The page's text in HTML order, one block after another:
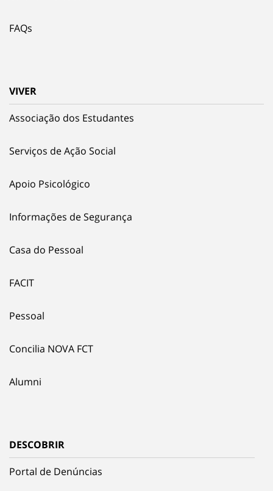
FAQs
VIVER
Associação dos Estudantes
Serviços de Ação Social
Apoio Psicológico
Informações de Segurança
Casa do Pessoal
FACIT
Pessoal
Concilia NOVA FCT
Alumni
DESCOBRIR
Portal de Denúncias